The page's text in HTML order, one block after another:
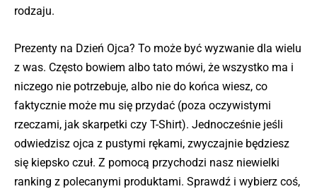
rodzaju.
Prezenty na Dzień Ojca? To może być wyzwanie dla wielu
z was. Często bowiem albo tato mówi, że wszystko ma i
niczego nie potrzebuje, albo nie do końca wiesz, co
faktycznie może mu się przydać (poza oczywistymi
rzeczami, jak skarpetki czy T-Shirt). Jednocześnie jeśli
odwiedzisz ojca z pustymi rękami, zwyczajnie będziesz
się kiepsko czuł. Z pomocą przychodzi nasz niewielki
ranking z polecanymi produktami. Sprawdź i wybierz coś,